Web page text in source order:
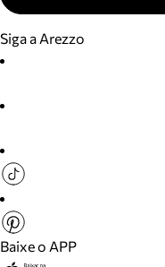
Siga a Arezzo
Baixe o APP